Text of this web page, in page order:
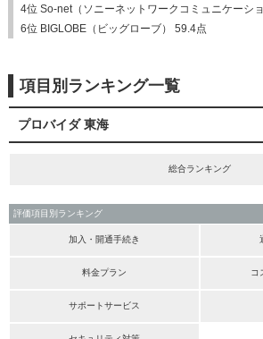
4位 So-net（ソニーネットワークコミュニケーシ
6位 BIGLOBE（ビッグローブ） 59.4点
項目別ランキング一覧
プロバイダ 東海
総合ランキング
評価項目別ランキング
加入・開通手続き
料金プラン コ
サポートサービス